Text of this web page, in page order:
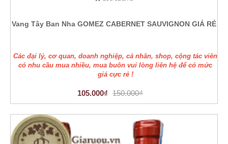
Vang Tây Ban Nha GOMEZ CABERNET SAUVIGNON GIÁ RẺ
Các đại lý, cơ quan, doanh nghiệp, cá nhân, shop, cộng tác viên
có nhu cầu mua nhiều, mua buôn vui lòng liên hệ để có mức
giá cực rẻ !
105.000₫ 150.000₫